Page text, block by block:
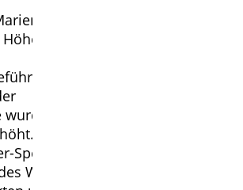
Isernhagen sind im Jahre
von 2.512,85 EUR
Spendenfonds zur Sanierung
um 17.126,95 EUR auf
Dazu trugen 10.350,00 EUR
Spendenbriefaktion, 526,00 EUR
Weihnachtsmarktes und 895,92